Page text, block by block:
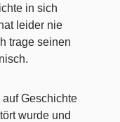
in sich
leider nie
trage seinen
Geschichte
wurde und